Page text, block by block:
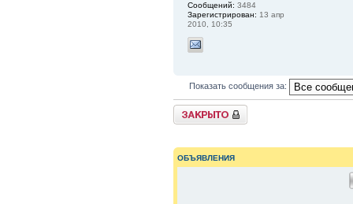
Сообщений: 3484
Зарегистрирован: 13 апр
2010, 10:35
Показать сообщения за:
{
TOPIC_LOCKED_SHORT
ОБЪЯВЛЕНИЯ